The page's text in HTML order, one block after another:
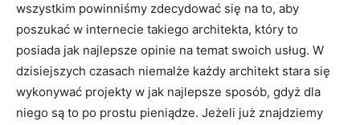
wszystkim powinniśmy zdecydować się na to, aby
poszukać w internecie takiego architekta, który to
posiada jak najlepsze opinie na temat swoich usług. W
dzisiejszych czasach niemalże każdy architekt stara się
wykonywać projekty w jak najlepsze sposób, gdyż dla
niego są to po prostu pieniądze. Jeżeli już znajdziemy